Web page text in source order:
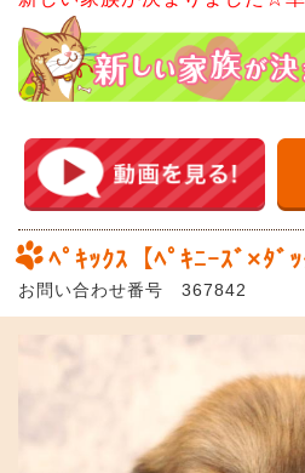
ﾍﾟｷｯｸｽ【ﾍﾟｷﾆｰｽﾞ×ﾀﾞｯ
お問い合わせ番号 367842